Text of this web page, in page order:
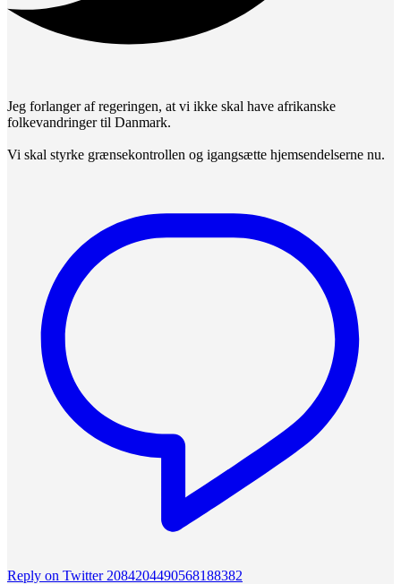
Jeg forlanger af regeringen, at vi ikke skal have afrikanske
folkevandringer til Danmark.
Vi skal styrke grænsekontrollen og igangsætte hjemsendelserne nu.
Reply on Twitter 2084204490568188382